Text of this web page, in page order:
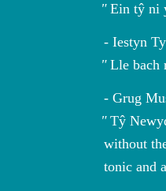
Ein tŷ ni
Iestyn
Lle bach
Grug
Tŷ
without
tonic and